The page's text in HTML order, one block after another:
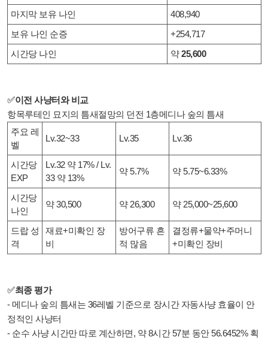
마지막 보유 나인
408,940
보유 나인 순증
+254,717
시간당 나인
약25,600
✅이전 사냥터와 비교
항목루테인 묘지의 틈새절망의 던전 1층메디나 숲의 틈새
주요 레
벨
Lv.32~33 Lv.35 Lv.36
시간당
EXP
Lv.32 약 17% / Lv.
33 약 13%
약 5.7% 약 5.75~6.33%
시간당
나인
약 30,500 약 26,300 약 25,000~25,600
드랍 성
격
재료+미확인 장
비
방어구류 흔
적 많음
결정류+물약+주머니
+미확인 장비
✅최종 평가
- 메디나 숲의 틈새는 36레벨 기준으로 장시간 자동사냥 효율이 안
정적인 사냥터
- 순수 사냥 시간만 따로 계산하면, 약 8시간 57분 동안 56.6452% 획